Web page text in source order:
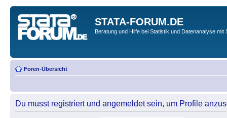
STATA-FORUM.DE
Beratung und Hilfe bei Statistik und Datenanalyse mit
Foren-Übersicht
Du musst registriert und angemeldet sein, um Profile